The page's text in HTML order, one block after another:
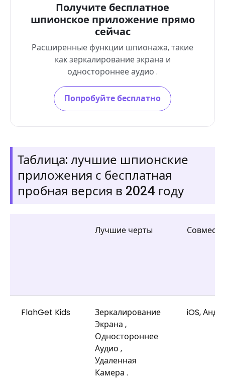
Получите бесплатное
шпионское приложение прямо
сейчас
Расширенные функции шпионажа, такие
как зеркалирование экрана и
одностороннее аудио .
Попробуйте бесплатно
Таблица: лучшие шпионские
приложения с бесплатная
пробная версия в 2024 году
Лучшие черты
FlahGet Kids
Зеркалирование
Экрана ,
Одностороннее
Аудио ,
Удаленная
Камера .
iOS,